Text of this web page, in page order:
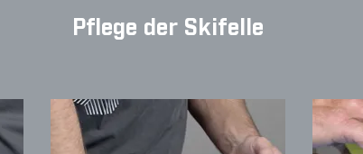
Pflege der Skifelle